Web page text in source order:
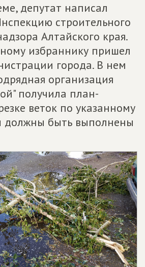
депутат написал
строительного
Алтайского края.
избраннику пришел
города. В нем
организация
получила план-
веток по указанному
должны быть выполнены